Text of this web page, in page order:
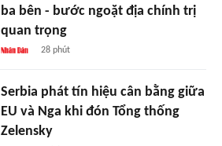
ba bên - bước ngoặt địa chính trị
quan trọng
28 phút
Serbia phát tín hiệu cân bằng giữa
EU và Nga khi đón Tổng thống
Zelensky